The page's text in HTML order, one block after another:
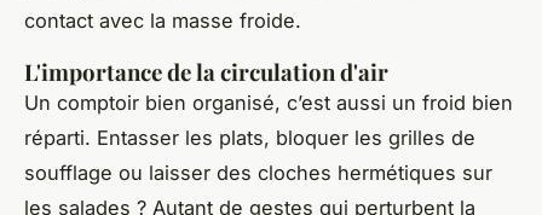
contact avec la masse froide.
L'importance de la circulation d'air
Un comptoir bien organisé, c’est aussi un froid bien
réparti. Entasser les plats, bloquer les grilles de
soufflage ou laisser des cloches hermétiques sur
les salades ? Autant de gestes qui perturbent la